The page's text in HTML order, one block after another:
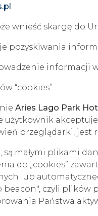
wnieść skargę do
pozyskiwania
informacji
“cookies”.
Aries Lago Park
użytkownik
przeglądarki, jest
są małymi plikami
do „cookies”
lub
beacon", czyli plików
Państwa